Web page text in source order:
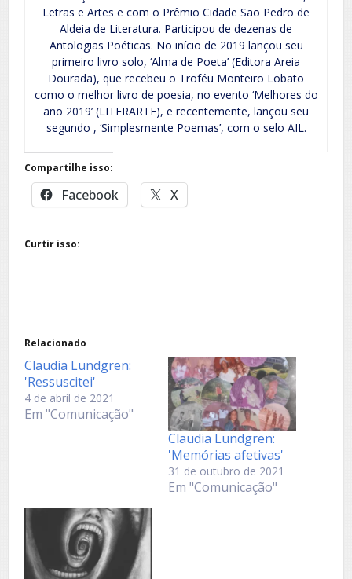
Letras e Artes e com o Prêmio Cidade São Pedro de
Aldeia de Literatura. Participou de dezenas de
Antologias Poéticas. No início de 2019 lançou seu
primeiro livro solo, ‘Alma de Poeta’ (Editora Areia
Dourada), que recebeu o Troféu Monteiro Lobato
como o melhor livro de poesia, no evento ‘Melhores do
ano 2019’ (LITERARTE), e recentemente, lançou seu
segundo , ‘Simplesmente Poemas’, com o selo AIL.
Compartilhe isso:
Facebook X
Curtir isso:
Relacionado
Claudia Lundgren:
'Ressuscitei'
4 de abril de 2021
Em "Comunicação"
Claudia Lundgren:
'Memórias afetivas'
31 de outubro de 2021
Em "Comunicação"